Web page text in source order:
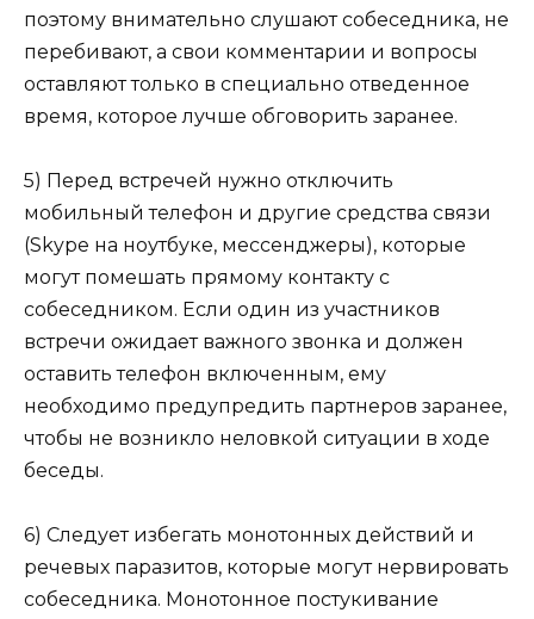
поэтому внимательно слушают собеседника, не
перебивают, а свои комментарии и вопросы
оставляют только в специально отведенное
время, которое лучше обговорить заранее.
5) Перед встречей нужно отключить
мобильный телефон и другие средства связи
(Skype на ноутбуке, мессенджеры), которые
могут помешать прямому контакту с
собеседником. Если один из участников
встречи ожидает важного звонка и должен
оставить телефон включенным, ему
необходимо предупредить партнеров заранее,
чтобы не возникло неловкой ситуации в ходе
беседы.
6) Следует избегать монотонных действий и
речевых паразитов, которые могут нервировать
собеседника. Монотонное постукивание